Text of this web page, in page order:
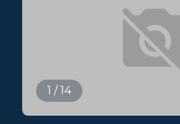
1 / 14